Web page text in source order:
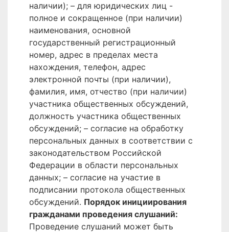
наличии); – для юридических лиц -
полное и сокращенное (при наличии)
наименования, основной
государственный регистрационный
номер, адрес в пределах места
нахождения, телефон, адрес
электронной почты (при наличии),
фамилия, имя, отчество (при наличии)
участника общественных обсуждений,
должность участника общественных
обсуждений; – согласие на обработку
персональных данных в соответствии с
законодательством Российской
Федерации в области персональных
данных; – согласие на участие в
подписании протокола общественных
обсуждений. Порядок инициирования
гражданами проведения слушаний:
Проведение слушаний может быть